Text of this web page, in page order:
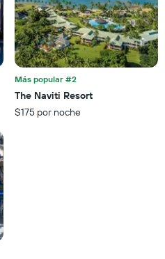
Más popular #2
The Naviti Resort
$175 por noche